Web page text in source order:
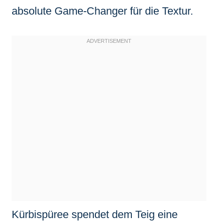
absolute Game-Changer für die Textur.
Kürbispüree spendet dem Teig eine